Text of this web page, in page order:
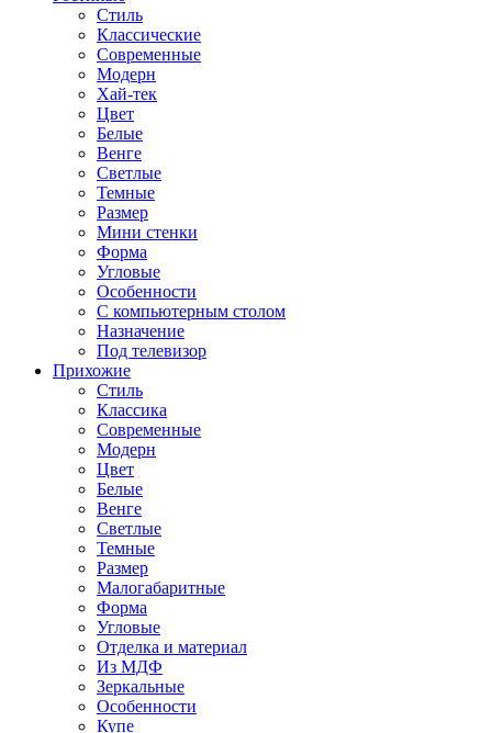
Стиль
Классические
Современные
Модерн
Хай-тек
Цвет
Белые
Венге
Светлые
Темные
Размер
Мини стенки
Форма
Угловые
Особенности
С компьютерным столом
Назначение
Под телевизор
Прихожие
Стиль
Классика
Современные
Модерн
Цвет
Белые
Венге
Светлые
Темные
Размер
Малогабаритные
Форма
Угловые
Отделка и материал
Из МДФ
Зеркальные
Особенности
Купе